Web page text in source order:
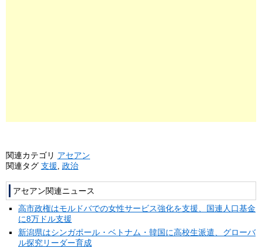
関連カテゴリ アセアン
関連タグ 支援 政治
アセアン関連ニュース
高市政権はモルドバでの女性サービス強化を支援、国連人口基金
に8万ドル支援
新潟県はシンガポール・ベトナム・韓国に高校生派遣、グローバ
ル探究リーダー育成